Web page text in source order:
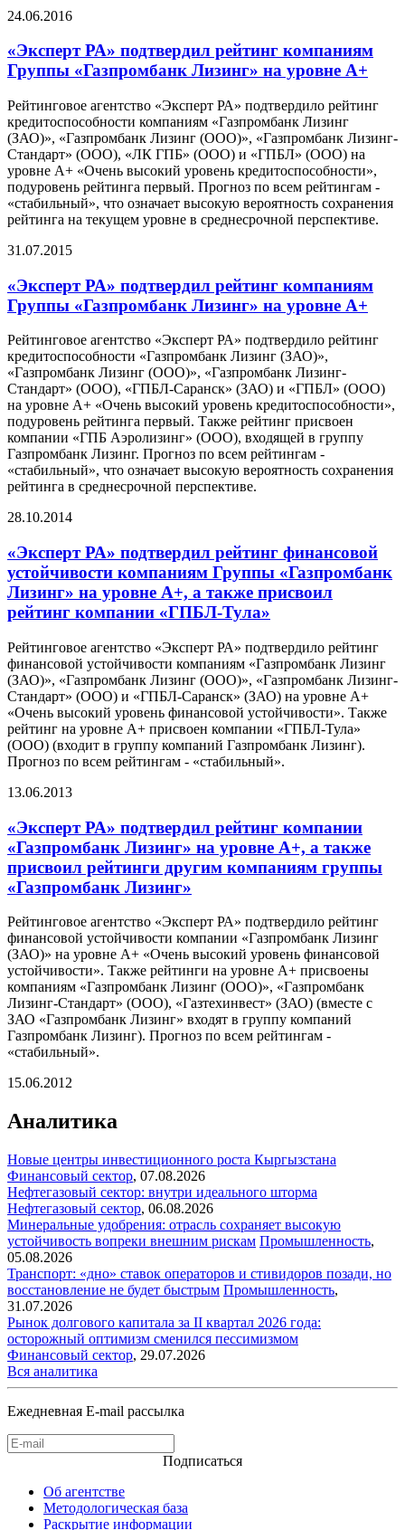
24.06.2016
«Эксперт РА» подтвердил рейтинг компаниям
Группы «Газпромбанк Лизинг» на уровне А+
Рейтинговое агентство «Эксперт РА» подтвердило рейтинг
кредитоспособности компаниям «Газпромбанк Лизинг
(ЗАО)», «Газпромбанк Лизинг (ООО)», «Газпромбанк Лизинг-
Стандарт» (ООО), «ЛК ГПБ» (ООО) и «ГПБЛ» (ООО) на
уровне А+ «Очень высокий уровень кредитоспособности»,
подуровень рейтинга первый. Прогноз по всем рейтингам -
«стабильный», что означает высокую вероятность сохранения
рейтинга на текущем уровне в среднесрочной перспективе.
31.07.2015
«Эксперт РА» подтвердил рейтинг компаниям
Группы «Газпромбанк Лизинг» на уровне А+
Рейтинговое агентство «Эксперт РА» подтвердило рейтинг
кредитоспособности «Газпромбанк Лизинг (ЗАО)»,
«Газпромбанк Лизинг (ООО)», «Газпромбанк Лизинг-
Стандарт» (ООО), «ГПБЛ-Саранск» (ЗАО) и «ГПБЛ» (ООО)
на уровне А+ «Очень высокий уровень кредитоспособности»,
подуровень рейтинга первый. Также рейтинг присвоен
компании «ГПБ Аэролизинг» (ООО), входящей в группу
Газпромбанк Лизинг. Прогноз по всем рейтингам -
«стабильный», что означает высокую вероятность сохранения
рейтинга в среднесрочной перспективе.
28.10.2014
«Эксперт РА» подтвердил рейтинг финансовой
устойчивости компаниям Группы «Газпромбанк
Лизинг» на уровне А+, а также присвоил
рейтинг компании «ГПБЛ-Тула»
Рейтинговое агентство «Эксперт РА» подтвердило рейтинг
финансовой устойчивости компаниям «Газпромбанк Лизинг
(ЗАО)», «Газпромбанк Лизинг (ООО)», «Газпромбанк Лизинг-
Стандарт» (ООО) и «ГПБЛ-Саранск» (ЗАО) на уровне А+
«Очень высокий уровень финансовой устойчивости». Также
рейтинг на уровне А+ присвоен компании «ГПБЛ-Тула»
(ООО) (входит в группу компаний Газпромбанк Лизинг).
Прогноз по всем рейтингам - «стабильный».
13.06.2013
«Эксперт РА» подтвердил рейтинг компании
«Газпромбанк Лизинг» на уровне А+, а также
присвоил рейтинги другим компаниям группы
«Газпромбанк Лизинг»
Рейтинговое агентство «Эксперт РА» подтвердило рейтинг
финансовой устойчивости компании «Газпромбанк Лизинг
(ЗАО)» на уровне А+ «Очень высокий уровень финансовой
устойчивости». Также рейтинги на уровне А+ присвоены
компаниям «Газпромбанк Лизинг (ООО)», «Газпромбанк
Лизинг-Стандарт» (ООО), «Газтехинвест» (ЗАО) (вместе с
ЗАО «Газпромбанк Лизинг» входят в группу компаний
Газпромбанк Лизинг). Прогноз по всем рейтингам -
«стабильный».
15.06.2012
Аналитика
Новые центры инвестиционного роста Кыргызстана
Финансовый сектор, 07.08.2026
Нефтегазовый сектор: внутри идеального шторма
Нефтегазовый сектор, 06.08.2026
Минеральные удобрения: отрасль сохраняет высокую
устойчивость вопреки внешним рискам Промышленность,
05.08.2026
Транспорт: «дно» ставок операторов и стивидоров позади, но
восстановление не будет быстрым Промышленность,
31.07.2026
Рынок долгового капитала за II квартал 2026 года:
осторожный оптимизм сменился пессимизмом
Финансовый сектор, 29.07.2026
Вся аналитика
Ежедневная E-mail рассылка
Подписаться
Об агентстве
Методологическая база
Раскрытие информации